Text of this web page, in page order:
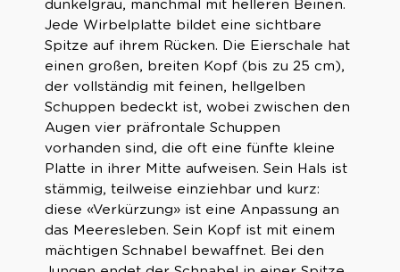
dunkelgrau, manchmal mit helleren Beinen.
Jede Wirbelplatte bildet eine sichtbare
Spitze auf ihrem Rücken. Die Eierschale hat
einen großen, breiten Kopf (bis zu 25 cm),
der vollständig mit feinen, hellgelben
Schuppen bedeckt ist, wobei zwischen den
Augen vier präfrontale Schuppen
vorhanden sind, die oft eine fünfte kleine
Platte in ihrer Mitte aufweisen. Sein Hals ist
stämmig, teilweise einziehbar und kurz:
diese «Verkürzung» ist eine Anpassung an
das Meeresleben. Sein Kopf ist mit einem
mächtigen Schnabel bewaffnet. Bei den